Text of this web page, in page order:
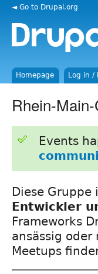
◄ Go to Drupal.org
Homepage Log in /
Rhein-
Events
Diese Gruppe
Entwickler
Frameworks
ansässig oder
Meetups